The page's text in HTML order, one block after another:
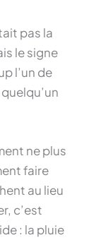
pas la
le signe
l’un de
ne plus
faire
au lieu
c’est
: la pluie